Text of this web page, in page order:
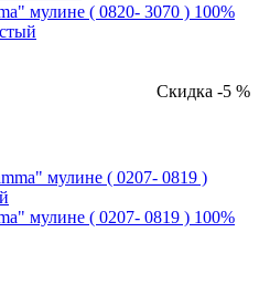
мулине ( 0820- 3070 ) 100%
Скидка -5 %
мулине ( 0207- 0819 ) 100%